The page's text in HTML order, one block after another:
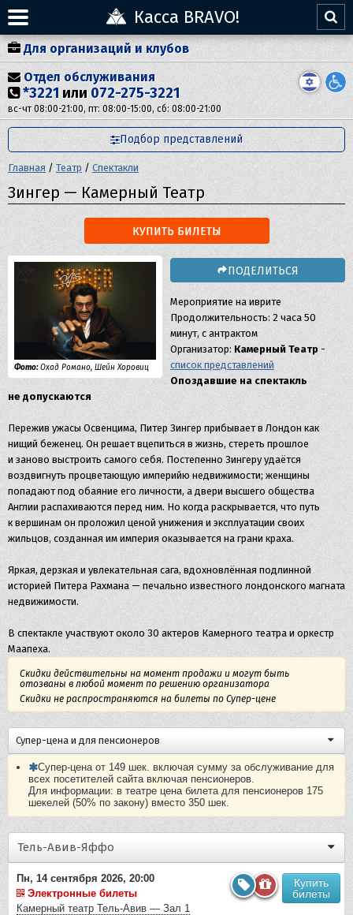
Касса BRAVO!
Для организаций и клубов
Отдел обслуживания
*3221 или 072-275-3221
вс-чт 08:00-21:00, пт: 08:00-15:00, сб: 08:00-21:00
Подбор представлений
Главная / Театр / Спектакли
Зингер — Камерный Театр
КУПИТЬ БИЛЕТЫ
Фото:Охад Романо, Шейн Хоровиц
ПОДЕЛИТЬСЯ
Мероприятие на иврите
Продолжительность: 2 часа 50
минут, с антрактом
Организатор: Камерный Театр -
список представлений
Опоздавшие на спектакль
не допускаются
Пережив ужасы Освенцима, Питер Зингер прибывает в Лондон как
нищий беженец. Он решает вцепиться в жизнь, стереть прошлое
и заново выстроить самого себя. Постепенно Зингеру удаётся
воздвигнуть процветающую империйю недвижимости; женщины
попадают под обаяние его личности, а двери высшего общества
Англии распахиваются перед ним. Но когда раскрывается, что путь
к вершинам он проложил ценой унижения и эксплуатации своих
жильцов, созданная им империя оказывается на грани краха.
Яркая, дерзкая и увлекательная сага, вдохновлённая подлинной
историей Питера Рахмана — печально известного лондонского магната
недвижимости.
В спектакле участвуют около 30 актеров Камерного театра и оркестр
Маапеха.
Скидки действительны на момент продажи и могут быть
отозваны в любой момент по решению организатора
Скидки не распространяются на билеты по Супер-цене
Супер-цена и для пенсионеров
Супер-цена от 149 шек. включая сумму за обслуживание для
всех посетителей сайта включая пенсионеров.
Для информации: в театре цена билета для пенсионеров 175
шекелей (50% по закону) вместо 350 шек.
Тель-Авив-Яффо
Пн, 14 сентября 2026, 20:00
Электронные билеты
Камерный театр Тель-Авив — Зал 1
Купить
билеты